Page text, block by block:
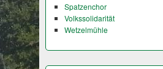
Spatzenchor
Volkssolidarität
Wetzelmühle